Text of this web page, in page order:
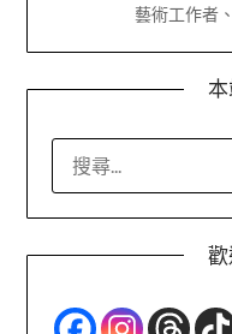
藝術工作者